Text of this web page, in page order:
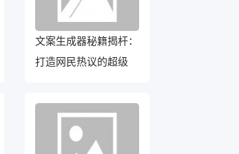
文案生成器秘籍揭杆：
打造网民热议的超级